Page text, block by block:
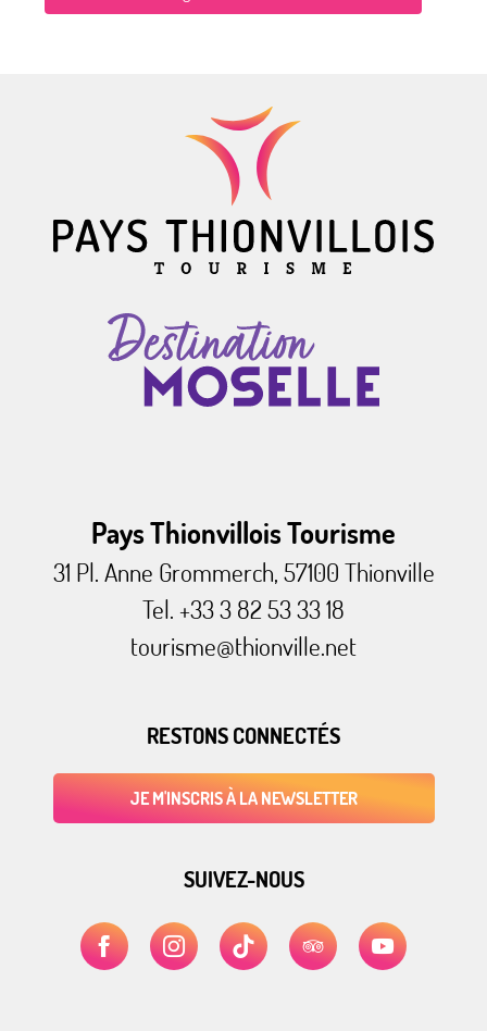
Pays Thionvillois Tourisme
31 Pl. Anne Grommerch, 57100 Thionville
Tel. +33 3 82 53 33 18
tourisme@thionville.net
RESTONS CONNECTÉS
JE M'INSCRIS À LA NEWSLETTER
SUIVEZ-NOUS